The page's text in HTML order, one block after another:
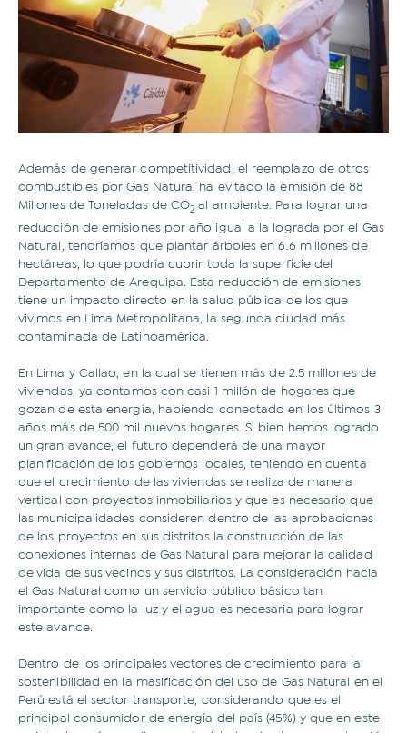
Además de generar competitividad, el reemplazo de otros
combustibles por Gas Natural ha evitado la emisión de 88
Millones de Toneladas de CO2al ambiente. Para lograr una
reducción de emisiones por año igual a la lograda por el Gas
Natural, tendríamos que plantar árboles en 6.6 millones de
hectáreas, lo que podría cubrir toda la superficie del
Departamento de Arequipa. Esta reducción de emisiones
tiene un impacto directo en la salud pública de los que
vivimos en Lima Metropolitana, la segunda ciudad más
contaminada de Latinoamérica.
En Lima y Callao, en la cual se tienen más de 2.5 millones de
viviendas, ya contamos con casi 1 millón de hogares que
gozan de esta energía, habiendo conectado en los últimos 3
años más de 500 mil nuevos hogares. Si bien hemos logrado
un gran avance, el futuro dependerá de una mayor
planificación de los gobiernos locales, teniendo en cuenta
que el crecimiento de las viviendas se realiza de manera
vertical con proyectos inmobiliarios y que es necesario que
las municipalidades consideren dentro de las aprobaciones
de los proyectos en sus distritos la construcción de las
conexiones internas de Gas Natural para mejorar la calidad
de vida de sus vecinos y sus distritos. La consideración hacia
el Gas Natural como un servicio público básico tan
importante como la luz y el agua es necesaria para lograr
este avance.
Dentro de los principales vectores de crecimiento para la
sostenibilidad en la masificación del uso de Gas Natural en el
Perú está el sector transporte, considerando que es el
principal consumidor de energía del país (45%) y que en este
leer?
Todo Inclusión financiera